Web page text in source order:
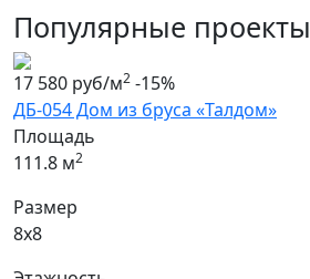
Популярные проекты
17 580 руб/м2 -15%
ДБ-054 Дом из бруса «Талдом»
Площадь
111.8 м2
Размер
8х8